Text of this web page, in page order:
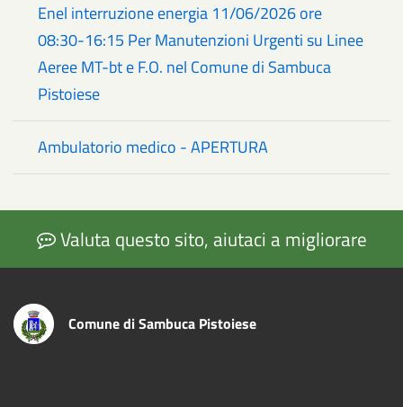
Enel interruzione energia 11/06/2026 ore
08:30-16:15 Per Manutenzioni Urgenti su Linee
Aeree MT-bt e F.O. nel Comune di Sambuca
Pistoiese
Ambulatorio medico - APERTURA
Valuta questo sito, aiutaci a migliorare
Comune di Sambuca Pistoiese